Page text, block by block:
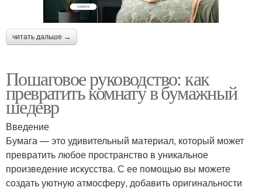
читать дальше →
Пошаговое руководство: как
превратить комнату в бумажный
шедевр
Введение
Бумага — это удивительный материал, который может
превратить любое пространство в уникальное
произведение искусства. С ее помощью вы можете
создать уютную атмосферу, добавить оригинальности